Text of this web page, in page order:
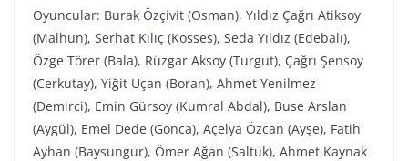
Oyuncular: Burak Özçivit (Osman), Yıldız Çağrı Atiksoy
(Malhun), Serhat Kılıç (Kosses), Seda Yıldız (Edebalı),
Özge Törer (Bala), Rüzgar Aksoy (Turgut), Çağrı Şensoy
(Cerkutay), Yiğit Uçan (Boran), Ahmet Yenilmez
(Demirci), Emin Gürsoy (Kumral Abdal), Buse Arslan
(Aygül), Emel Dede (Gonca), Açelya Özcan (Ayşe), Fatih
Ayhan (Baysungur), Ömer Ağan (Saltuk), Ahmet Kaynak